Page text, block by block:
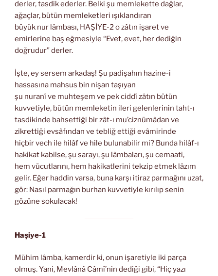
derler, tasdik ederler. Belki şu memlekette dağlar,
ağaçlar, bütün memleketleri ışıklandıran
büyük nur lâmbası, HAŞİYE-2 o zâtın işaret ve
emirlerine baş eğmesiyle “Evet, evet, her dediğin
doğrudur” derler.
İşte, ey sersem arkadaş! Şu padişahın hazine-i
hassasına mahsus bin nişan taşıyan
şu nuranî ve muhteşem ve pek ciddî zâtın bütün
kuvvetiyle, bütün memleketin ileri gelenlerinin taht-ı
tasdikinde bahsettiği bir zât-ı mu’ciznümâdan ve
zikrettiği evsâfından ve tebliğ ettiği evâmirinde
hiçbir vech ile hilâf ve hile bulunabilir mi? Bunda hilâf-ı
hakikat kabilse, şu sarayı, şu lâmbaları, şu cemaati,
hem vücutlarını, hem hakikatlerini tekzip etmek lâzım
gelir. Eğer haddin varsa, buna karşı itiraz parmağını uzat,
gör: Nasıl parmağın burhan kuvvetiyle kırılıp senin
gözüne sokulacak!
Haşiye-1
Mühim lâmba, kamerdir ki, onun işaretiyle iki parça
olmuş. Yani, Mevlânâ Câmî’nin dediği gibi, “Hiç yazı